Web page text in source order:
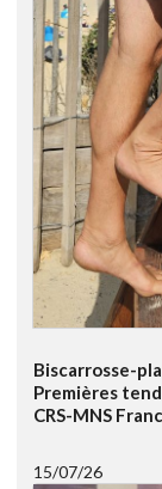
Biscarrosse-
Premières
CRS-MNS
15/07/26